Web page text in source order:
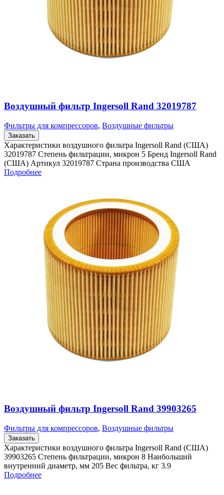
Воздушный фильтр Ingersoll Rand 32019787
Фильтры для компрессоров, Воздушные фильтры
Заказать
Характеристики воздушного фильтра Ingersoll Rand (США)
32019787 Степень фильтрации, микрон 5 Бренд Ingersoll Rand
(США) Артикул 32019787 Страна производства США
Подробнее
Воздушный фильтр Ingersoll Rand 39903265
Фильтры для компрессоров, Воздушные фильтры
Заказать
Характеристики воздушного фильтра Ingersoll Rand (США)
39903265 Степень фильтрации, микрон 8 Наибольший
внутренний диаметр, мм 205 Вес фильтра, кг 3.9
Подробнее